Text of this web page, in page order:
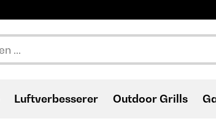
Luftverbesserer Outdoor Grills